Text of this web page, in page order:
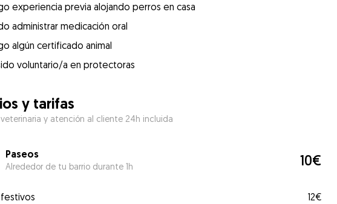
experiencia previa alojando perros en casa
administrar medicación oral
algún certificado animal
voluntario/a en protectoras
y tarifas
y atención al cliente 24h incluida
Paseos
Alrededor de tu barrio durante 1h 10€
12€